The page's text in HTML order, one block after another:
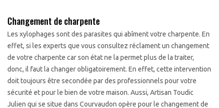
Changement de charpente
Les xylophages sont des parasites qui abîment votre charpente. En
effet, si les experts que vous consultez réclament un changement
de votre charpente car son état ne la permet plus de la traiter,
donc, il faut la changer obligatoirement. En effet, cette intervention
doit toujours être secondée par des professionnels pour votre
sécurité et pour le bien de votre maison. Aussi, Artisan Toudic
Julien qui se situe dans Courvaudon opère pour le changement de